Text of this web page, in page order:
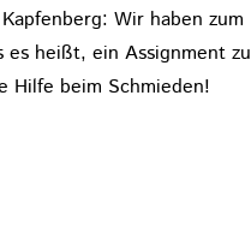
Wir haben zum
heißt, ein Assignment zu
Hilfe beim Schmieden!